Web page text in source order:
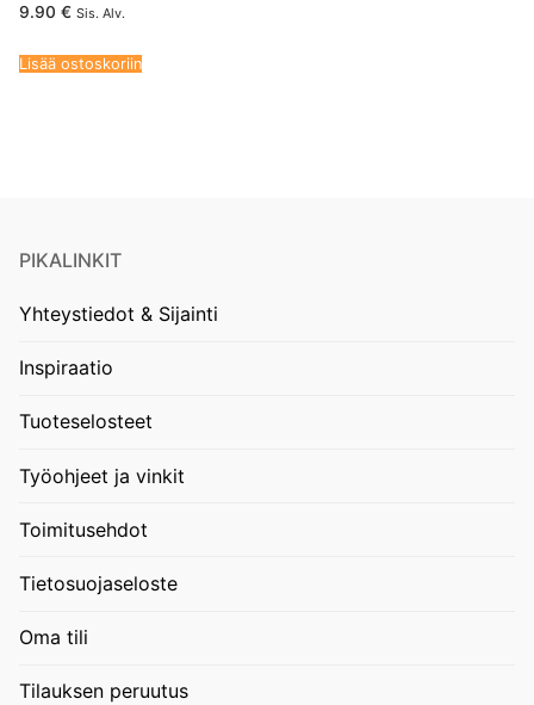
9.90 € Sis. Alv.
Lisää ostoskoriin
PIKALINKIT
Yhteystiedot & Sijainti
Inspiraatio
Tuoteselosteet
Työohjeet ja vinkit
Toimitusehdot
Tietosuojaseloste
Oma tili
Tilauksen peruutus